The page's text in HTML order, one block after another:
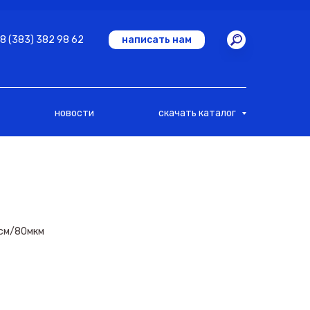
написать нам
8 (383) 382 98 62
новости скачать каталог
80мкм